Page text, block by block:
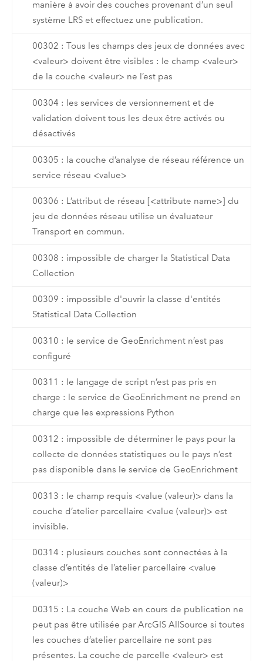
manière à avoir des couches provenant d’un seul
système LRS et effectuez une publication.
00302 : Tous les champs des jeux de données avec
<valeur> doivent être visibles : le champ <valeur>
de la couche <valeur> ne l’est pas
00304 : les services de versionnement et de
validation doivent tous les deux être activés ou
désactivés
00305 : la couche d’analyse de réseau référence un
service réseau <value>
00306 : L’attribut de réseau [<attribute name>] du
jeu de données réseau utilise un évaluateur
Transport en commun.
00308 : impossible de charger la Statistical Data
Collection
00309 : impossible d'ouvrir la classe d'entités
Statistical Data Collection
00310 : le service de GeoEnrichment n’est pas
configuré
00311 : le langage de script n’est pas pris en
charge : le service de GeoEnrichment ne prend en
charge que les expressions Python
00312 : impossible de déterminer le pays pour la
collecte de données statistiques ou le pays n’est
pas disponible dans le service de GeoEnrichment
00313 : le champ requis <value (valeur)> dans la
couche d’atelier parcellaire <value (valeur)> est
invisible.
00314 : plusieurs couches sont connectées à la
classe d’entités de l’atelier parcellaire <value
(valeur)>
00315 : La couche Web en cours de publication ne
peut pas être utilisée par ArcGIS AllSource si toutes
les couches d’atelier parcellaire ne sont pas
présentes. La couche de parcelle <valeur> est